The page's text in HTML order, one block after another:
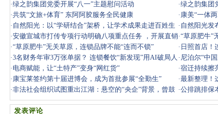
·绿之韵集团党委开展“八一”主题慰问活动 ·绿之韵集团
·共筑“文旅+体育” 东阿阿胶服务全民健康 · 康美“一体
· 自然阳光：以“学研结合”架桥，让学术成果走进百姓生
活
· 自然阳光发
·安徽宣城市打传专项行动明确八项重点任务 ，开展直销
挂靠乱象
·“草原肥牛”
·“草原肥牛”无关草原，连锁品牌不能“连而不锁” · 日照首店！
·3名财务年审3万张单据？ 连锁餐饮“新发现”用AI破局人
效天花
· 尼泊尔“中
· 电商赋能，让“土特产”变身“网红货” ·宿迁持续擦
· 康宝莱签约第十届进博会，成为首批参展“全勤生” ·最新整理！
了好多
·非法社会组织试图重出江湖：悬空的“央企”背景，曾鼓
动群众
·公排跳排保
一场精
发表评论